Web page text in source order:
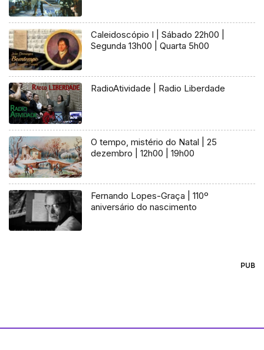
Caleidoscópio I | Sábado 22h00 |
Segunda 13h00 | Quarta 5h00
RadioAtividade | Radio Liberdade
O tempo, mistério do Natal | 25
dezembro | 12h00 | 19h00
Fernando Lopes-Graça | 110º
aniversário do nascimento
PUB